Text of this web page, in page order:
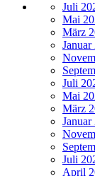
Juli
Mai
März
Januar
Juli
Mai
März
Januar
Juli
April